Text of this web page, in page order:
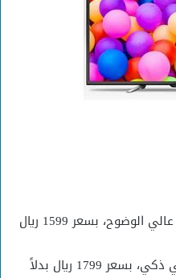
شاشة عرض 49 بوصة، ذكي عالي الوضوح، بسعر 1599 ريال
شاشة عرض 48 بوصة، منحني ذكي، بسعر 1799 ريال بدلاً